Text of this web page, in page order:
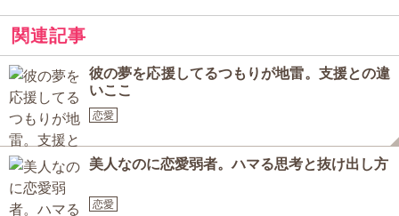
関連記事
彼の夢を応援してるつもりが地雷。支援との違
いここ
恋愛
美人なのに恋愛弱者。ハマる思考と抜け出し方
恋愛